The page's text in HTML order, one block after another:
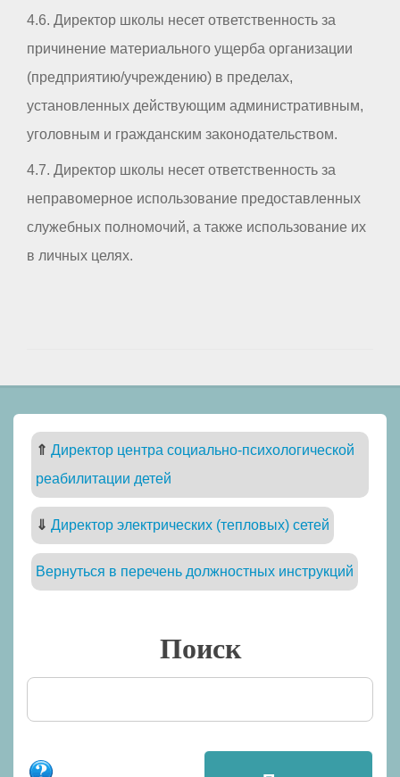
4.6. Директор школы несет ответственность за
причинение материального ущерба организации
(предприятию/учреждению) в пределах,
установленных действующим административным,
уголовным и гражданским законодательством.
4.7. Директор школы несет ответственность за
неправомерное использование предоставленных
служебных полномочий, а также использование их
в личных целях.
⇑ Директор центра социально-психологической
реабилитации детей
⇓ Директор электрических (тепловых) сетей
Вернуться в перечень должностных инструкций
Поиск